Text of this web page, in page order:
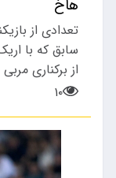
هاخ
تعدادی از
سابق که با
از برکناری
۱۰